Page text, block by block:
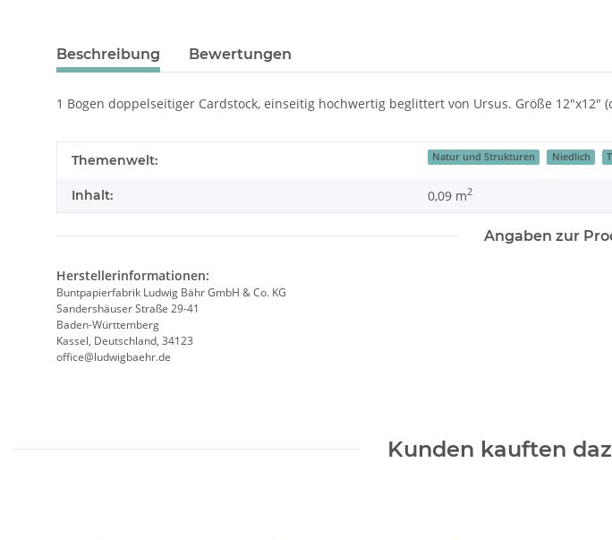
Beschreibung Bewertungen
1 Bogen doppelseitiger Cardstock, einseitig hochwertig beglittert von Ursus. Größe 12"x12"
Themenwelt: Natur und Strukturen Niedlich
Inhalt: 0,09 m2
Angaben zur
Herstellerinformationen:
Buntpapierfabrik Ludwig Bähr GmbH & Co. KG
Sandershäuser Straße 29-41
Baden-Württemberg
Kassel, Deutschland, 34123
office@ludwigbaehr.de
Kunden kauften